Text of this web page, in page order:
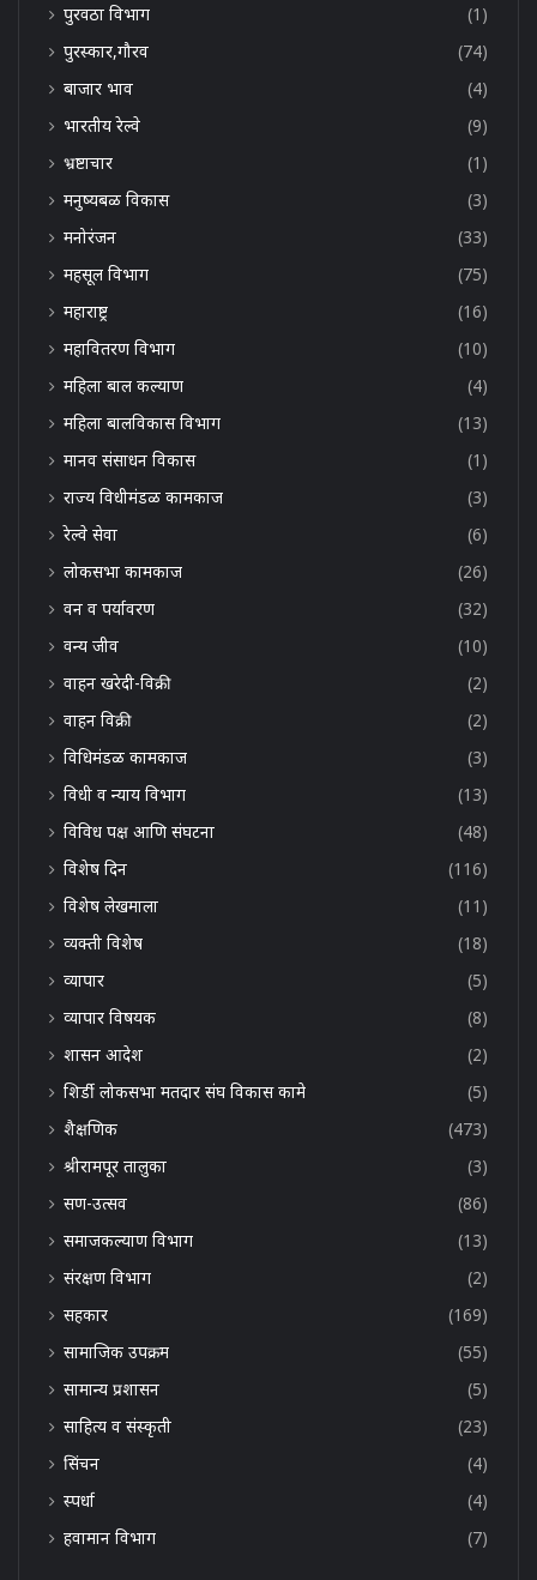
पुरवठा विभाग
(1)
पुरस्कार,गौरव
(74)
बाजार भाव
(4)
भारतीय रेल्वे
(9)
भ्रष्टाचार
(1)
मनुष्यबळ विकास
(3)
मनोरंजन
(33)
महसूल विभाग
(75)
महाराष्ट्र
(16)
महावितरण विभाग
(10)
महिला बाल कल्याण
(4)
महिला बालविकास विभाग
(13)
मानव संसाधन विकास
(1)
राज्य विधीमंडळ कामकाज
(3)
रेल्वे सेवा
(6)
लोकसभा कामकाज
(26)
वन व पर्यावरण
(32)
वन्य जीव
(10)
वाहन खरेदी-विक्री
(2)
वाहन विक्री
(2)
विधिमंडळ कामकाज
(3)
विधी व न्याय विभाग
(13)
विविध पक्ष आणि संघटना
(48)
विशेष दिन
(116)
विशेष लेखमाला
(11)
व्यक्ती विशेष
(18)
व्यापार
(5)
व्यापार विषयक
(8)
शासन आदेश
(2)
शिर्डी लोकसभा मतदार संघ विकास कामे
(5)
शैक्षणिक
(473)
श्रीरामपूर तालुका
(3)
सण-उत्सव
(86)
समाजकल्याण विभाग
(13)
संरक्षण विभाग
(2)
सहकार
(169)
सामाजिक उपक्रम
(55)
सामान्य प्रशासन
(5)
साहित्य व संस्कृती
(23)
सिंचन
(4)
स्पर्धा
(4)
हवामान विभाग
(7)